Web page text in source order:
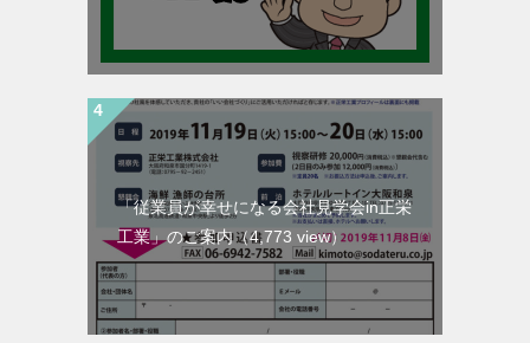
「従業員が幸せになる会社見学会in正栄
工業」のご案内（4,773 view）